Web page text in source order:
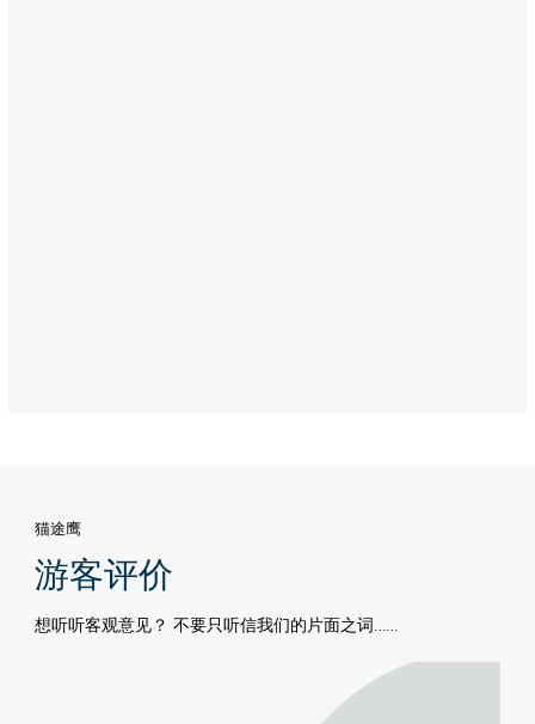
猫途鹰
游客评价
想听听客观意见？ 不要只听信我们的片面之词……